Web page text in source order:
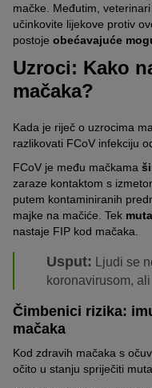
mačke. Međutim,
učinkovite lijekove protiv
postoje obećavajuće
Uzroci: Kako
mačaka?
Kada je riječ o uzrocima
razlikovati FCoV infekciju
FCoV je među mačkama
zaraze kontaktom s
putem kontaminiranih
majke na mačiće. Tek
nastaje FIP kod mačaka.
Usput:
Ljudi se
koronavirusom,
Čimbenici rizika:
mačaka
Kod zdravih mačaka s
očito u stanju spriječiti